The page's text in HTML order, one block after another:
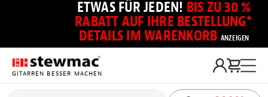
ETWAS FÜR JEDEN! BIS ZU 30 %
RABATT AUF IHRE BESTELLUNG*
DETAILS IM WARENKORB ANZEIGEN
GITARREN BESSER MACHEN